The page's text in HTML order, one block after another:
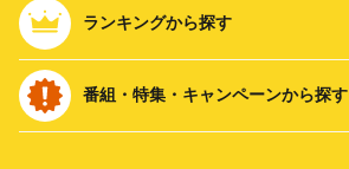
ランキングから探す
番組・特集・キャンペーンから探す